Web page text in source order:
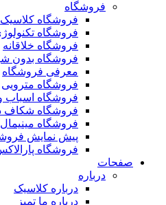
فروشگاه
فروشگاه کلاسیک
فروشگاه
فروشگاه خلاقانه
فروشگاه بدون
معرفی فروشگاه
فروشگاه مترویی
فروشگاه اسباب
فروشگاه شکاف
فروشگاه مینیمال
پیش نمایش
فروشگاه
صفحات
درباره
درباره کلاسیک
درباره ما تمیز